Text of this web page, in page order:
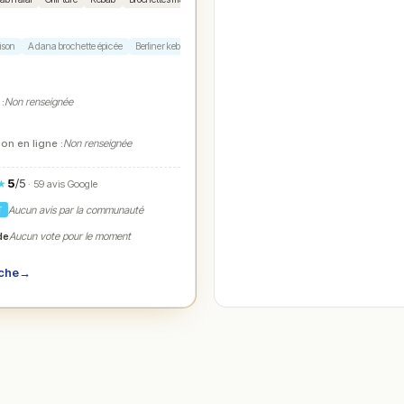
Adana brochette épicée Berliner kebab
Non renseignée
en ligne :Non renseignée
5/5· 59 avis Google
Aucun avis par la communauté
Aucun vote pour le moment
→